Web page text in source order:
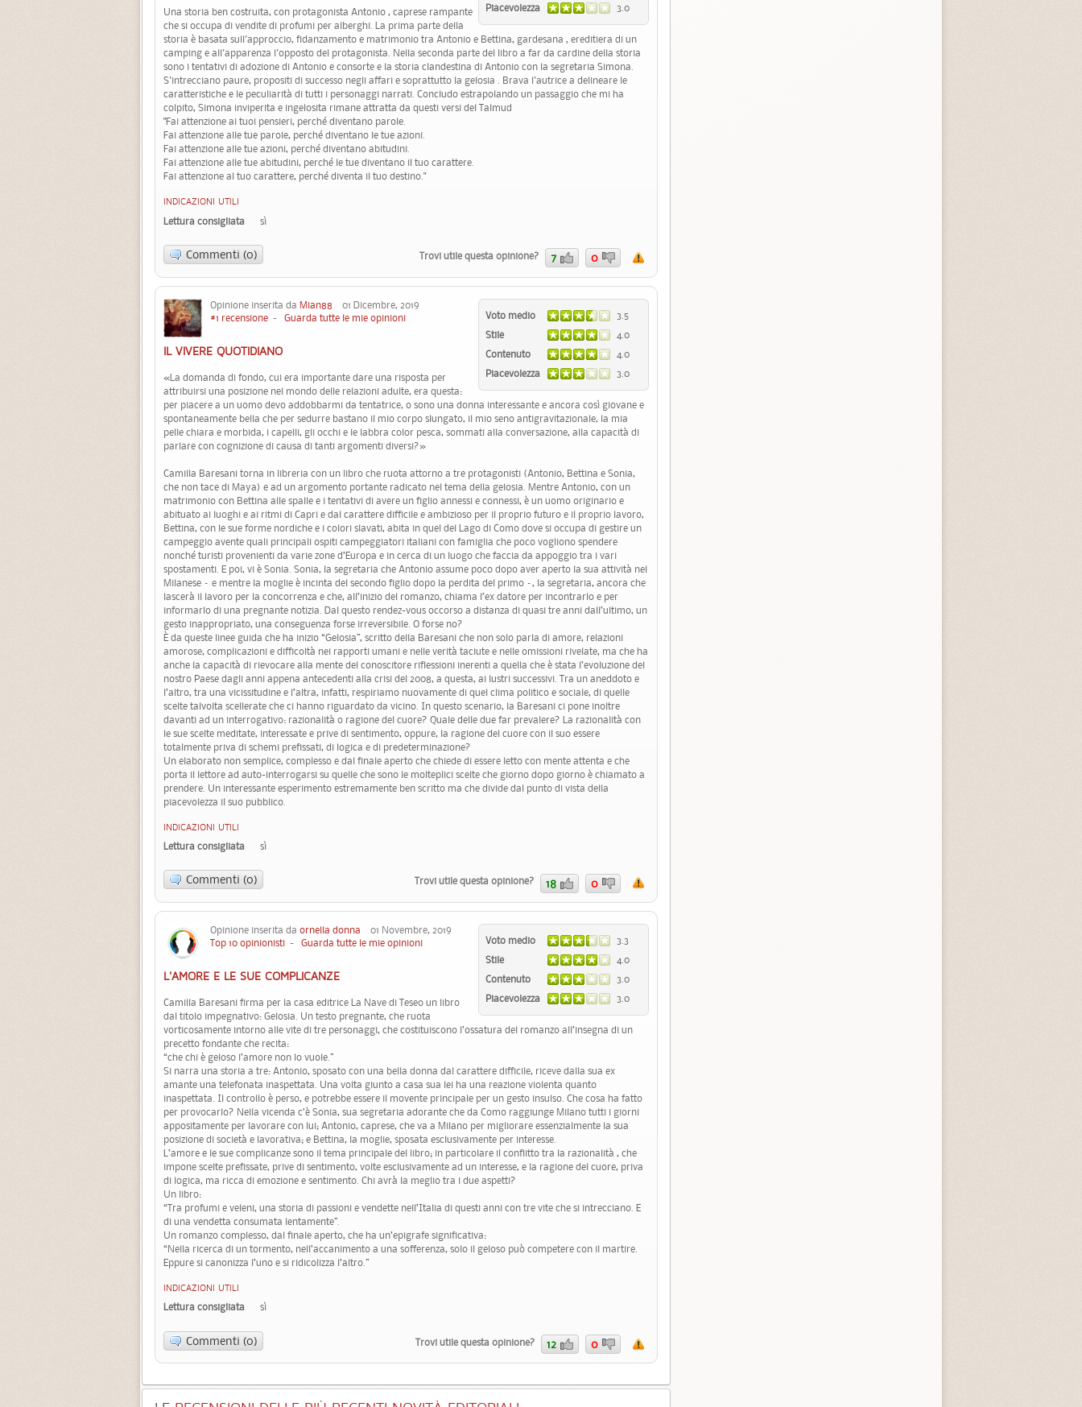
Piacevolezza
3.0
Una storia ben costruita, con protagonista Antonio , caprese rampante
che si occupa di vendite di profumi per alberghi. La prima parte della
storia è basata sull'approccio, fidanzamento e matrimonio tra Antonio e Bettina, gardesana , ereditiera di un
camping e all'apparenza l'opposto del protagonista. Nella seconda parte del libro a far da cardine della storia
sono i tentativi di adozione di Antonio e consorte e la storia clandestina di Antonio con la segretaria Simona.
S'intrecciano paure, propositi di successo negli affari e soprattutto la gelosia . Brava l'autrice a delineare le
caratteristiche e le peculiarità di tutti i personaggi narrati. Concludo estrapolando un passaggio che mi ha
colpito, Simona inviperita e ingelosita rimane attratta da questi versi del Talmud
"Fai attenzione ai tuoi pensieri, perché diventano parole.
Fai attenzione alle tue parole, perché diventano le tue azioni.
Fai attenzione alle tue azioni, perché diventano abitudini.
Fai attenzione alle tue abitudini, perché le tue diventano il tuo carattere.
Fai attenzione al tuo carattere, perché diventa il tuo destino."
INDICAZIONI UTILI
Lettura consigliata sì
Commenti (0) Trovi utile questa opinione? 7 0
Voto medio
3.5
Stile
4.0
Contenuto
4.0
Piacevolezza
3.0
Opinione inserita da Mian88 01 Dicembre, 2019
#1 recensione - Guarda tutte le mie opinioni
IL VIVERE QUOTIDIANO
«La domanda di fondo, cui era importante dare una risposta per
attribuirsi una posizione nel mondo delle relazioni adulte, era questa:
per piacere a un uomo devo addobbarmi da tentatrice, o sono una donna interessante e ancora così giovane e
spontaneamente bella che per sedurre bastano il mio corpo slungato, il mio seno antigravitazionale, la mia
pelle chiara e morbida, i capelli, gli occhi e le labbra color pesca, sommati alla conversazione, alla capacità di
parlare con cognizione di causa di tanti argomenti diversi?»
Camilla Baresani torna in libreria con un libro che ruota attorno a tre protagonisti (Antonio, Bettina e Sonia,
che non tace di Maya) e ad un argomento portante radicato nel tema della gelosia. Mentre Antonio, con un
matrimonio con Bettina alle spalle e i tentativi di avere un figlio annessi e connessi, è un uomo originario e
abituato ai luoghi e ai ritmi di Capri e dal carattere difficile e ambizioso per il proprio futuro e il proprio lavoro,
Bettina, con le sue forme nordiche e i colori slavati, abita in quel del Lago di Como dove si occupa di gestire un
campeggio avente quali principali ospiti campeggiatori italiani con famiglia che poco vogliono spendere
nonché turisti provenienti da varie zone d’Europa e in cerca di un luogo che faccia da appoggio tra i vari
spostamenti. E poi, vi è Sonia. Sonia, la segretaria che Antonio assume poco dopo aver aperto la sua attività nel
Milanese – e mentre la moglie è incinta del secondo figlio dopo la perdita del primo –, la segretaria, ancora che
lascerà il lavoro per la concorrenza e che, all’inizio del romanzo, chiama l’ex datore per incontrarlo e per
informarlo di una pregnante notizia. Dal questo rendez-vous occorso a distanza di quasi tre anni dall’ultimo, un
gesto inappropriato, una conseguenza forse irreversibile. O forse no?
È da queste linee guida che ha inizio “Gelosia”, scritto della Baresani che non solo parla di amore, relazioni
amorose, complicazioni e difficoltà nei rapporti umani e nelle verità taciute e nelle omissioni rivelate, ma che ha
anche la capacità di rievocare alla mente del conoscitore riflessioni inerenti a quella che è stata l’evoluzione del
nostro Paese dagli anni appena antecedenti alla crisi del 2008, a questa, ai lustri successivi. Tra un aneddoto e
l’altro, tra una vicissitudine e l’altra, infatti, respiriamo nuovamente di quel clima politico e sociale, di quelle
scelte talvolta scellerate che ci hanno riguardato da vicino. In questo scenario, la Baresani ci pone inoltre
davanti ad un interrogativo: razionalità o ragione del cuore? Quale delle due far prevalere? La razionalità con
le sue scelte meditate, interessate e prive di sentimento, oppure, la ragione del cuore con il suo essere
totalmente priva di schemi prefissati, di logica e di predeterminazione?
Un elaborato non semplice, complesso e dal finale aperto che chiede di essere letto con mente attenta e che
porta il lettore ad auto-interrogarsi su quelle che sono le molteplici scelte che giorno dopo giorno è chiamato a
prendere. Un interessante esperimento estremamente ben scritto ma che divide dal punto di vista della
piacevolezza il suo pubblico.
INDICAZIONI UTILI
Lettura consigliata sì
Commenti (0) Trovi utile questa opinione? 18 0
Voto medio
3.3
Stile
4.0
Contenuto
3.0
Piacevolezza
3.0
Opinione inserita da ornella donna 01 Novembre, 2019
Top 10 opinionisti - Guarda tutte le mie opinioni
L'AMORE E LE SUE COMPLICANZE
Camilla Baresani firma per la casa editrice La Nave di Teseo un libro
dal titolo impegnativo: Gelosia. Un testo pregnante, che ruota
vorticosamente intorno alle vite di tre personaggi, che costituiscono l’ossatura del romanzo all’insegna di un
precetto fondante che recita:
“che chi è geloso l’amore non lo vuole.”
Si narra una storia a tre: Antonio, sposato con una bella donna dal carattere difficile, riceve dalla sua ex
amante una telefonata inaspettata. Una volta giunto a casa sua lei ha una reazione violenta quanto
inaspettata. Il controllo è perso, e potrebbe essere il movente principale per un gesto insulso. Che cosa ha fatto
per provocarlo? Nella vicenda c’è Sonia, sua segretaria adorante che da Como raggiunge Milano tutti i giorni
appositamente per lavorare con lui; Antonio, caprese, che va a Milano per migliorare essenzialmente la sua
posizione di società e lavorativa; e Bettina, la moglie, sposata esclusivamente per interesse.
L’amore e le sue complicanze sono il tema principale del libro; in particolare il conflitto tra la razionalità , che
impone scelte prefissate, prive di sentimento, volte esclusivamente ad un interesse, e la ragione del cuore, priva
di logica, ma ricca di emozione e sentimento. Chi avrà la meglio tra i due aspetti?
Un libro:
“Tra profumi e veleni, una storia di passioni e vendette nell’Italia di questi anni con tre vite che si intrecciano. E
di una vendetta consumata lentamente”.
Un romanzo complesso, dal finale aperto, che ha un’epigrafe significativa:
“Nella ricerca di un tormento, nell’accanimento a una sofferenza, solo il geloso può competere con il martire.
Eppure si canonizza l’uno e si ridicolizza l’altro.”
INDICAZIONI UTILI
Lettura consigliata sì
Commenti (0) Trovi utile questa opinione? 12 0